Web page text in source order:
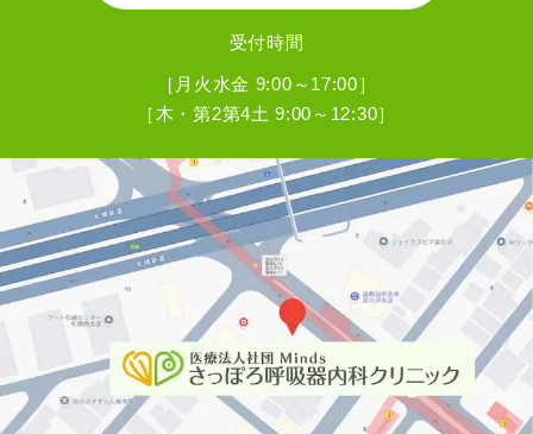
受付時間
［月火水金 9:00～17:00］
［木・第2第4土 9:00～12:30］